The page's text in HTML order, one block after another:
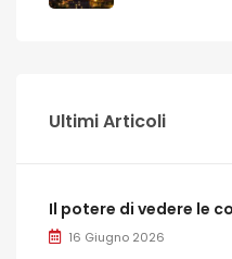
Ultimi Articoli
Il potere di vedere le
16 Giugno 2026